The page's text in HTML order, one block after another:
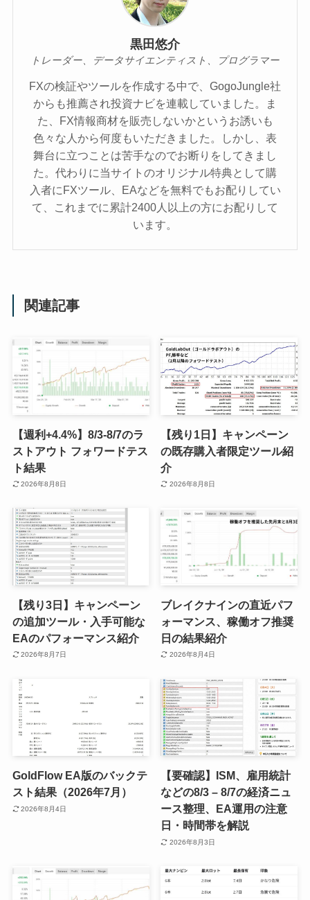
黒田悠介
トレーダー、データサイエンティスト、プログラマー
FXの検証やツールを作成する中で、GogoJungle社
からも推薦され投資ナビを連載していました。ま
た、FX情報商材を販売しないかというお誘いも
色々な人から何度もいただきました。しかし、表
舞台に立つことは苦手なのでお断りをしてきまし
た。代わりに当サイトのオリジナル特典として購
入者にFXツール、EAなどを無料でもお配りしてい
て、これまでに累計2400人以上の方にお配りして
います。
関連記事
【週利+4.4%】8/3-8/7のラ
ストアウト フォワードテス
ト結果
2026年8月8日
【残り1日】キャンペーン
の既存購入者限定ツール紹
介
2026年8月8日
【残り3日】キャンペーン
の追加ツール・入手可能な
EAのパフォーマンス紹介
2026年8月7日
ブレイクナインの直近パフ
ォーマンス、稼働オフ推奨
日の結果紹介
2026年8月4日
GoldFlow EA版のバックテ
スト結果（2026年7月）
2026年8月4日
【要確認】ISM、雇用統計
などの8/3 – 8/7の経済ニュ
ース整理、EA運用の注意
日・時間帯を解説
2026年8月3日